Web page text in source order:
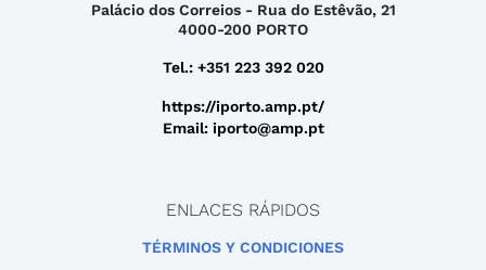
Palácio dos Correios - Rua do Estêvão, 21
4000-200 PORTO
Tel.: +351 223 392 020
https://iporto.amp.pt/
Email: iporto@amp.pt
ENLACES RÁPIDOS
TÉRMINOS Y CONDICIONES